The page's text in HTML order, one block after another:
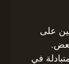
على
في